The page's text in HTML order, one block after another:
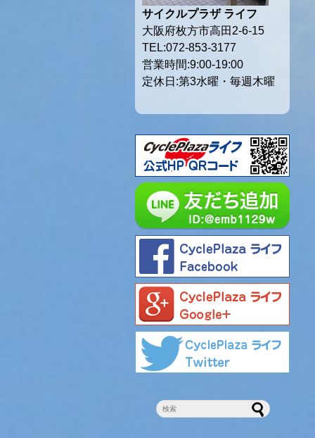
サイクルプラザ ライフ
大阪府枚方市高田2-6-15
TEL:072-853-3177
営業時間:9:00-19:00
定休日:第3水曜・毎週木曜